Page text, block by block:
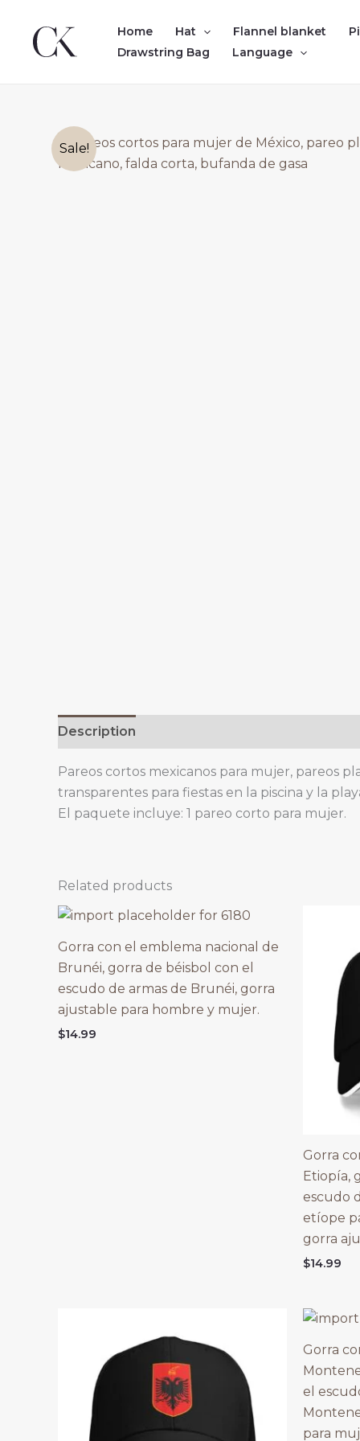
content
Home Hat Flannel blanket
Drawstring Bag
Language
Sale!
Description
Pareos cortos mexicanos para mujer, pareos
transparentes para fiestas en la piscina y la
El paquete incluye: 1 pareo corto para mujer.
Related products
Gorra con el emblema nacional de
Brunéi, gorra de béisbol con el
escudo de armas de Brunéi, gorra
ajustable para hombre y mujer.
$14.99
Gorra
Etiopía,
escudo
etíope
gorra
$14.99
Gorra
el
para